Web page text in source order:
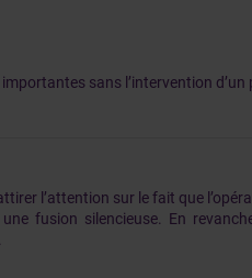
sans l’intervention d’un
l’attention sur le fait que
fusion silencieuse. En